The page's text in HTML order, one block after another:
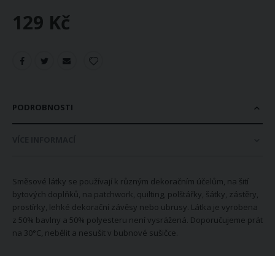
129 Kč
PODROBNOSTI
Směsové látky se používají k různým dekoračním účelům, na šití
bytových doplňků, na patchwork, quilting, polštářky, šátky, zástěry,
prostírky, lehké dekorační závěsy nebo ubrusy. Látka je vyrobena
z 50% bavlny a 50% polyesteru není vysrážená. Doporučujeme prát
na 30°C, nebělit a nesušit v bubnové sušičce.